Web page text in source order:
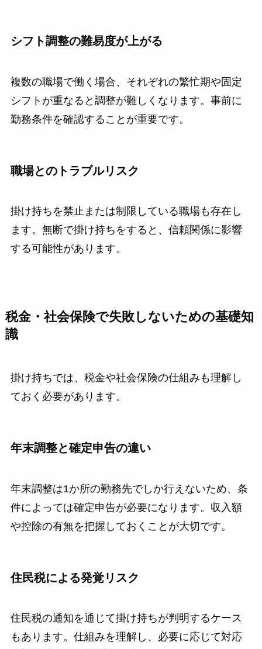
シフト調整の難易度が上がる
複数の職場で働く場合、それぞれの繁忙期や固定
シフトが重なると調整が難しくなります。事前に
勤務条件を確認することが重要です。
職場とのトラブルリスク
掛け持ちを禁止または制限している職場も存在し
ます。無断で掛け持ちをすると、信頼関係に影響
する可能性があります。
税金・社会保険で失敗しないための基礎知
識
掛け持ちでは、税金や社会保険の仕組みも理解し
ておく必要があります。
年末調整と確定申告の違い
年末調整は1か所の勤務先でしか行えないため、条
件によっては確定申告が必要になります。収入額
や控除の有無を把握しておくことが大切です。
住民税による発覚リスク
住民税の通知を通じて掛け持ちが判明するケース
もあります。仕組みを理解し、必要に応じて対応